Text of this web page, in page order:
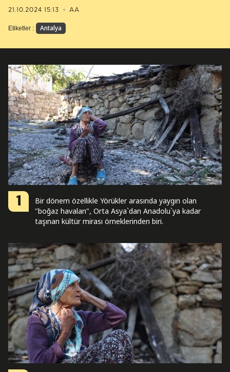
21.10.2024 15:13 AA
Etiketler : Antalya
1
Bir dönem özellikle Yörükler arasında yaygın olan
"boğaz havaları", Orta Asya`dan Anadolu`ya kadar
taşınan kültür mirası örneklerinden biri.